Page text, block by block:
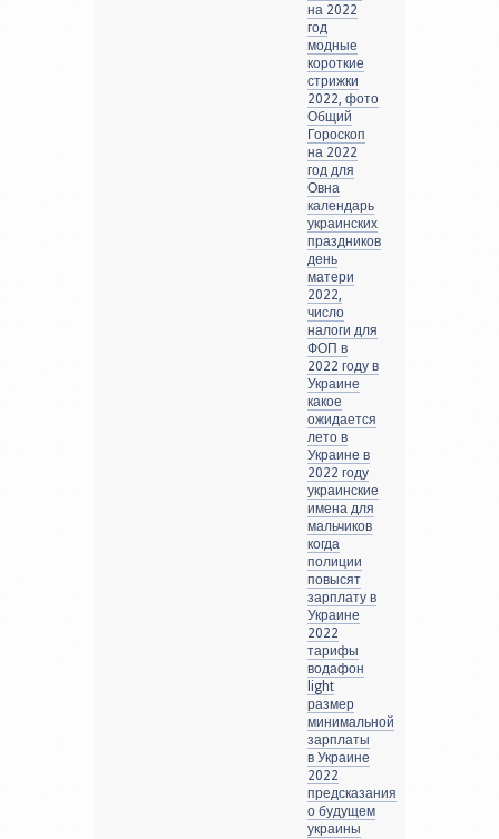
на 2022
год
модные
короткие
стрижки
2022, фото
Общий
Гороскоп
на 2022
год для
Овна
календарь
украинских
праздников
день
матери
2022,
число
налоги для
ФОП в
2022 году в
Украине
какое
ожидается
лето в
Украине в
2022 году
украинские
имена для
мальчиков
когда
полиции
повысят
зарплату в
Украине
2022
тарифы
водафон
light
размер
минимальной
зарплаты
в Украине
2022
предсказания
о будущем
украины